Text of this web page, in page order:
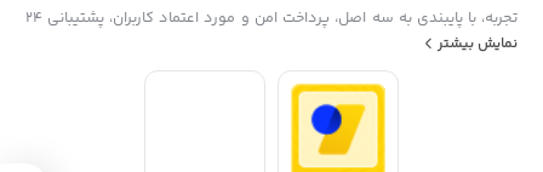
تجربه، با پایبندی به سه اصل، پرداخت امن و مورد اعتماد کاربران، پشتیبانی 24
ساعته و تضمین اصل‌بودن کالا موفق شده تا همگام با فروشگاه‌های معتبر
ایران، به یکی از بهترین فروشگاه اینترنتی ایران تبدیل شود. به محض ورود به
سایت ام جی 98 با دنیایی از کالا رو به رو می‌شوید! هر آنچه که نیاز دارید و به
ذهن شما خطور می‌کند در اینجا پیدا خواهید کرد.تشکر از همراهی و اعتماد
نمایش بیشتر